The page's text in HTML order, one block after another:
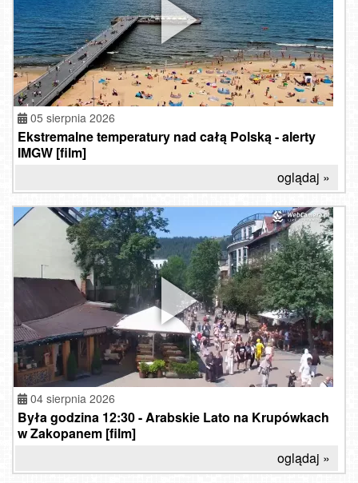
05 sierpnia 2026
Ekstremalne temperatury nad całą Polską - alerty
IMGW [film]
oglądaj »
04 sierpnia 2026
Była godzina 12:30 - Arabskie Lato na Krupówkach
w Zakopanem [film]
oglądaj »